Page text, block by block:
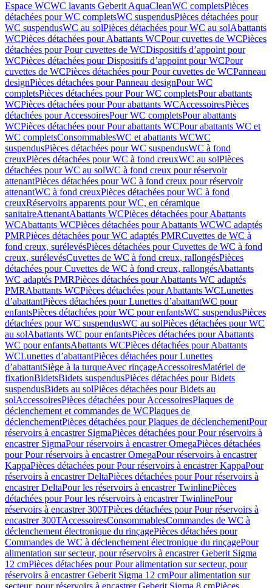
Espace WCWC lavants Geberit AquaCleanWC completsPièces
détachées pour WC completsWC suspendusPièces détachées pour
WC suspendusWC au solPièces détachées pour WC au solAbattants
WCPièces détachées pour Abattants WCPour cuvettes de WCPièces
détachées pour Pour cuvettes de WCDispositifs d’appoint pour
WCPièces détachées pour Dispositifs d’appoint pour WCPour
cuvettes de WCPièces détachées pour Pour cuvettes de WCPanneau
designPièces détachées pour Panneau designPour WC
completsPièces détachées pour Pour WC completsPour abattants
WCPièces détachées pour Pour abattants WCAccessoiresPièces
détachées pour AccessoiresPour WC completsPour abattants
WCPièces détachées pour Pour abattants WCPour abattants WC et
WC completsConsommablesWC et abattants WCWC
suspendusPièces détachées pour WC suspendusWC à fond
creuxPièces détachées pour WC à fond creuxWC au solPièces
détachées pour WC au solWC à fond creux pour réservoir
attenantPièces détachées pour WC à fond creux pour réservoir
attenantWC à fond creuxPièces détachées pour WC à fond
creuxRéservoirs apparents pour WC, en céramique
sanitaireAttenantAbattants WCPièces détachées pour Abattants
WCAbattants WCPièces détachées pour Abattants WCWC adaptés
PMRPièces détachées pour WC adaptés PMRCuvettes de WC à
fond creux, surélevésPièces détachées pour Cuvettes de WC à fond
creux, surélevésCuvettes de WC à fond creux, rallongésPièces
détachées pour Cuvettes de WC à fond creux, rallongésAbattants
WC adaptés PMRPièces détachées pour Abattants WC adaptés
PMRAbattants WCPièces détachées pour Abattants WCLunettes
d’abattantPièces détachées pour Lunettes d’abattantWC pour
enfantsPièces détachées pour WC pour enfantsWC suspendusPièces
détachées pour WC suspendusWC au solPièces détachées pour WC
au solAbattants WC pour enfantsPièces détachées pour Abattants
WC pour enfantsAbattants WCPièces détachées pour Abattants
WCLunettes d’abattantPièces détachées pour Lunettes
d’abattantSiège à la turqueAvec rinçageAccessoiresMatériel de
fixationBidetsBidets suspendusPièces détachées pour Bidets
suspendusBidets au solPièces détachées pour Bidets au
solAccessoiresPièces détachées pour AccessoiresPlaques de
déclenchement et commandes de WCPlaques de
déclenchementPièces détachées pour Plaques de déclenchementPour
réservoirs à encastrer SigmaPièces détachées pour Pour réservoirs à
encastrer SigmaPour réservoirs à encastrer OmegaPièces détachées
pour Pour réservoirs à encastrer OmegaPour réservoirs à encastrer
KappaPièces détachées pour Pour réservoirs à encastrer KappaPour
réservoirs à encastrer DeltaPièces détachées pour Pour réservoirs à
encastrer DeltaPour les réservoirs à encastrer TwinlinePièces
détachées pour Pour les réservoirs à encastrer TwinlinePour
réservoirs à encastrer 300TPièces détachées pour Pour réservoirs à
encastrer 300TAccessoiresConsommablesCommandes de WC à
déclenchement électronique du rinçagePièces détachées pour
Commandes de WC à déclenchement électronique du rinçagePour
alimentation sur secteur, pour réservoirs à encastrer Geberit Sigma
12 cmPièces détachées pour Pour alimentation sur secteur, pour
réservoirs à encastrer Geberit Sigma 12 cmPour alimentation sur
secteur, pour réservoirs à encastrer Geberit Sigma 8 cmPièces